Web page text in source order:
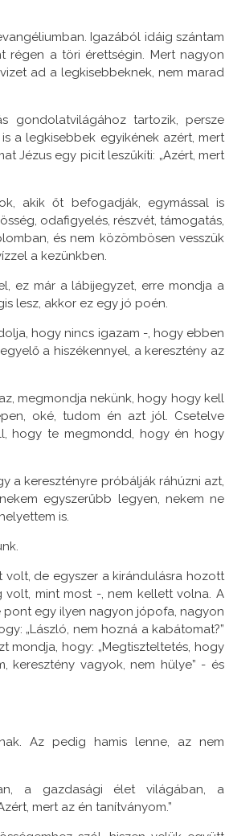
Igazából idáig szántam
régen a töri érettségin. Mert nagyon
ad a legkisebbeknek, nem marad
gondolatvilágához tartozik, persze
a legkisebbek egyikének azért, mert
Jézus egy picit leszűkíti: „Azért, mert
akik őt befogadják, egymással is
odafigyelés, részvét, támogatás,
és nem közömbösen vesszük
a kezünkben.
ez már a lábijegyzet, erre mondja a
lesz, akkor ez egy jó poén.
hogy nincs igazam -, hogy ebben
a hiszékennyel, a keresztény az
megmondja nekünk, hogy hogy kell
oké, tudom én azt jól. Csetelve
hogy te megmondd, hogy én hogy
a keresztényre próbálják ráhúzni azt,
egyszerűbb legyen, nekem ne
is.
de egyszer a kirándulásra hozott
mint most -, nem kellett volna. A
egy ilyen nagyon jópofa, nagyon
„László, nem hozná a kabátomat?”
mondja, hogy: „Megtiszteltetés, hogy
keresztény vagyok, nem hülye” - és
Az pedig hamis lenne, az nem
a gazdasági élet világában, a
mert az én tanítványom.”